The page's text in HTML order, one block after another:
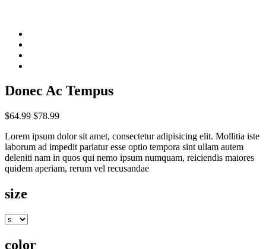
Donec Ac Tempus
$64.99 $78.99
Lorem ipsum dolor sit amet, consectetur adipisicing elit. Mollitia iste
laborum ad impedit pariatur esse optio tempora sint ullam autem
deleniti nam in quos qui nemo ipsum numquam, reiciendis maiores
quidem aperiam, rerum vel recusandae
size
color